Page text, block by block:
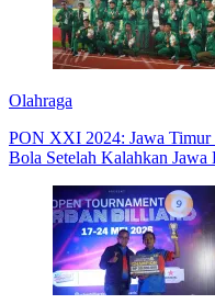
Olahraga
PON XXI 2024: Jawa Timur
Bola Setelah Kalahkan Jawa